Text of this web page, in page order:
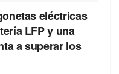
eléctricas
LFP y una
a superar los